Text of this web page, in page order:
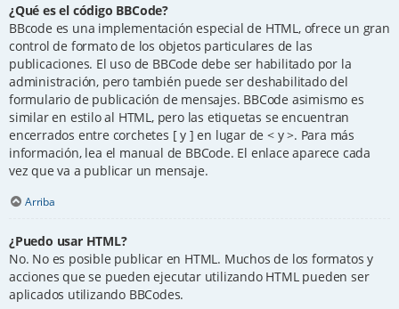
¿Qué es el código BBCode?
BBcode es una implementación especial de HTML, ofrece un gran
control de formato de los objetos particulares de las
publicaciones. El uso de BBCode debe ser habilitado por la
administración, pero también puede ser deshabilitado del
formulario de publicación de mensajes. BBCode asimismo es
similar en estilo al HTML, pero las etiquetas se encuentran
encerrados entre corchetes [ y ] en lugar de < y >. Para más
información, lea el manual de BBCode. El enlace aparece cada
vez que va a publicar un mensaje.
Arriba
¿Puedo usar HTML?
No. No es posible publicar en HTML. Muchos de los formatos y
acciones que se pueden ejecutar utilizando HTML pueden ser
aplicados utilizando BBCodes.